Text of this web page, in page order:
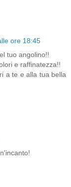
ore 18:45
tuo angolino!!
e raffinatezza!!
a te e alla tua bella